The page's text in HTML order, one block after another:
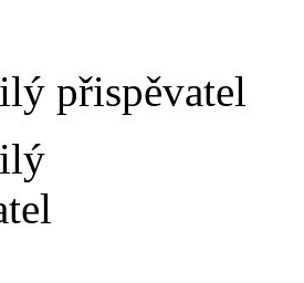
přispěvatel